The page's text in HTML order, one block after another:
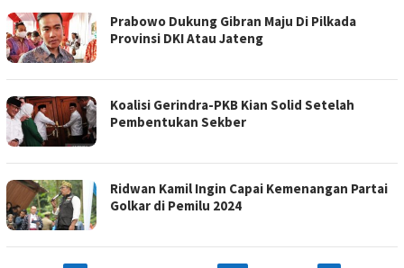
Prabowo Dukung Gibran Maju Di Pilkada
Provinsi DKI Atau Jateng
Koalisi Gerindra-PKB Kian Solid Setelah
Pembentukan Sekber
Ridwan Kamil Ingin Capai Kemenangan Partai
Golkar di Pemilu 2024